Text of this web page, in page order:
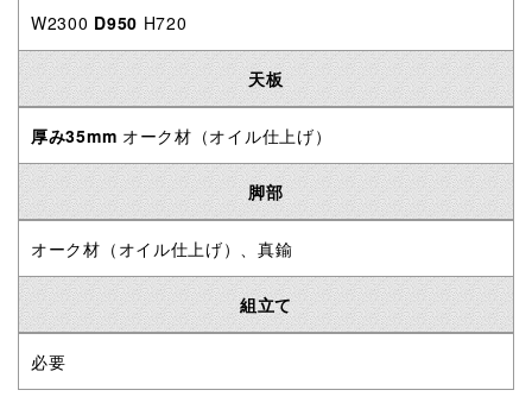
W2300 D950 H720
天板
厚み35mm オーク材（オイル仕上げ）
脚部
オーク材（オイル仕上げ） 、真鍮
組立て
必要